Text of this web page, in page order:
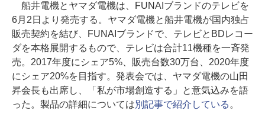
船井電機とヤマダ電機は、FUNAIブランドのテレビを
6月2日より発売する。ヤマダ電機と船井電機が国内独占
販売契約を結び、FUNAIブランドで、テレビとBDレコー
ダを本格展開するもので、テレビは合計11機種を一斉発
売。2017年度にシェア5%、販売台数30万台、2020年度
にシェア20%を目指す。発表会では、ヤマダ電機の山田
昇会長も出席し、「私が市場創造する」と意気込みを語
った。製品の詳細については別記事で紹介している 。